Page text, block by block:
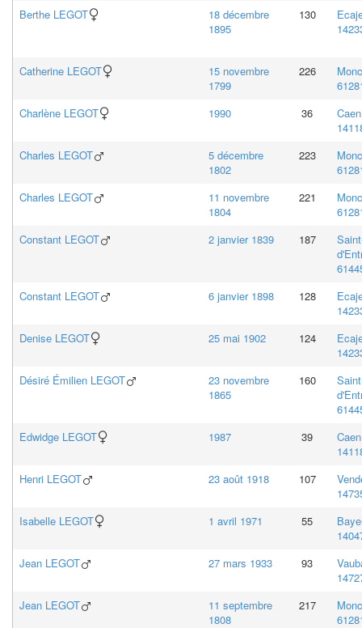
Berthe LEGOT
18 décembre
1895
130
Catherine LEGOT
15 novembre
1799
226
Charlène LEGOT 1990 36
Charles LEGOT
5 décembre
1802
223
Charles LEGOT
11 novembre
1804
221
Constant LEGOT 2 janvier 1839 187
Constant LEGOT 6 janvier 1898 128
Denise LEGOT 25 mai 1902 124
Désiré Émilien LEGOT
23 novembre
1865
160
Edwidge LEGOT 1987 39
Henri LEGOT 23 août 1918 107
Isabelle LEGOT 1 avril 1971 55
Jean LEGOT 27 mars 1933 93
Jean LEGOT
11 septembre
1808
217